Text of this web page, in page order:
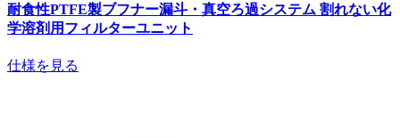
耐食性PTFE製ブフナー漏斗・真空ろ過システム 割れない化
学溶剤用フィルターユニット
仕様を見る